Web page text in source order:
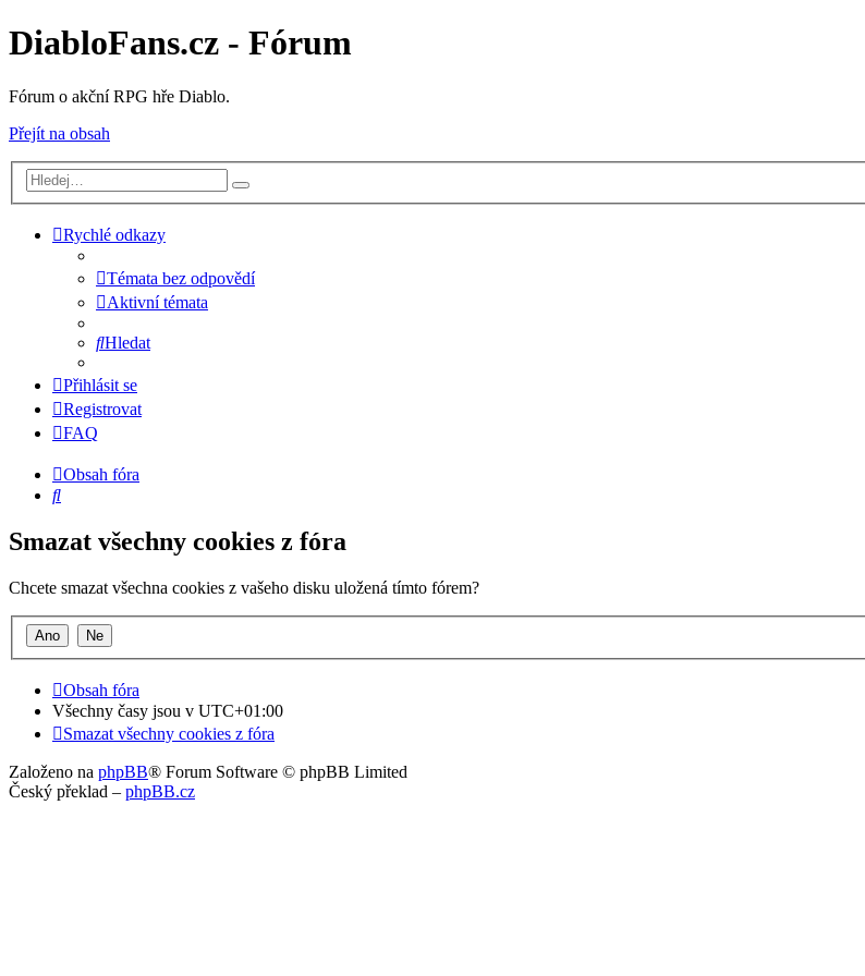
DiabloFans.cz - Fórum
Fórum o akční RPG hře Diablo.
Přejít na obsah
Rychlé odkazy
Témata bez odpovědí
Aktivní témata
Hledat
Přihlásit se
Registrovat
FAQ
Obsah fóra
Hledat
Smazat všechny cookies z fóra
Chcete smazat všechna cookies z vašeho disku uložená tímto fórem?
Obsah fóra
Všechny časy jsou v UTC+01:00
Smazat všechny cookies z fóra
Založeno na phpBB® Forum Software © phpBB Limited
Český překlad – phpBB.cz